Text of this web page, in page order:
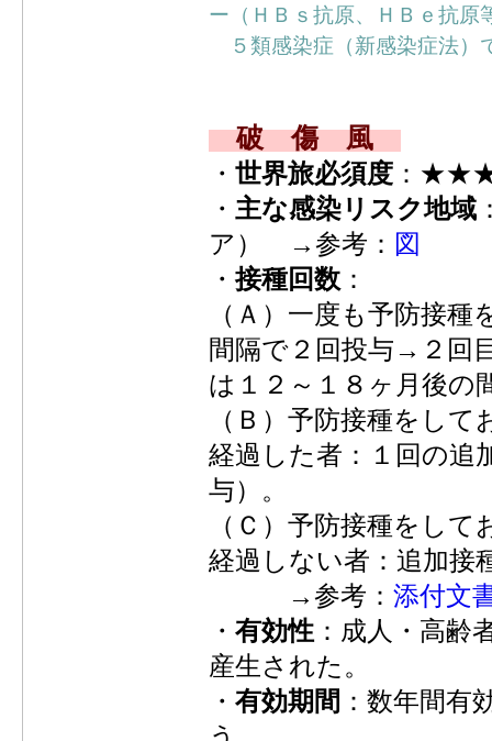
ー（ＨＢｓ抗原、ＨＢｅ抗原
５類感染症（新感染症法）
破 傷 風
・ 世界旅必須度 ：
・ 主な感染リスク地域
ア） →参考： 図
・接種回数 ：
（Ａ）一度も予防接
間隔で２回投与→２回
は１２～１８ヶ月後の
（Ｂ）予防接種をし
経過した者：１回の追
与）。
（Ｃ）予防接種をし
経過しない者：追加接
→参考： 添付文
・ 有効性 ：成人・高齢
産生された。
・ 有効期間 ：数年間有